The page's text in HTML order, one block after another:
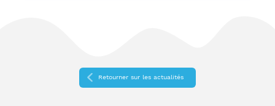
Retourner sur les actualités